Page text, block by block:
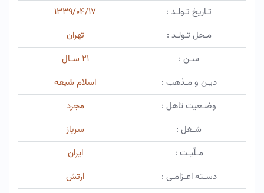
تـاریخ تـولـد :
۱۳۳۹/۰۴/۱۷
مـحل تـولـد :
تهران
سـن :
۲۱ سـال
دیـن و مـذهب :
اسلام شیعه
وضـعیت تاهل :
مجرد
شـغل :
سرباز
مـلّیـت :
ایران
دسـته اعـزامـی :
ارتش